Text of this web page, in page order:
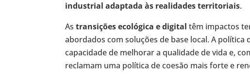
industrial adaptada às realidades territoriais.
Astransições ecológica e digital têm impactos
abordados com soluções de base local. A política
capacidade de melhorar a qualidade de vida e,
reclamam uma política de coesão mais forte e